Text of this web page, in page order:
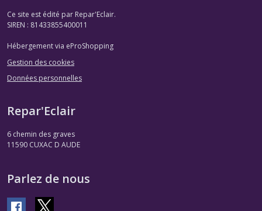
Ce site est édité par Repar'Eclair.
SIREN : 81433855400011
Hébergement via eProShopping
Gestion des cookies
Données personnelles
Repar'Eclair
6 chemin des graves
11590 CUXAC D AUDE
Parlez de nous